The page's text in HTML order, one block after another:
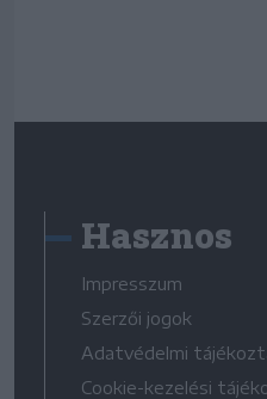
Hasznos
Impresszum
Szerzői jogok
Adatvédelmi
Cookie-kezelési